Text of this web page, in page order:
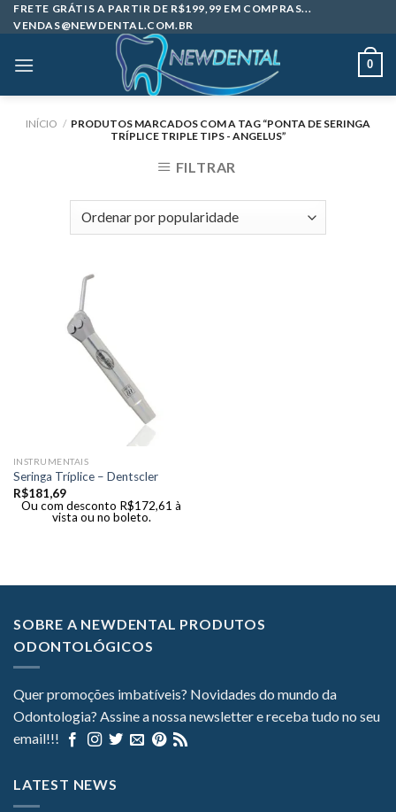
Skip
to
FRETE GRÁTIS A PARTIR DE R$199,99 EM COMPRAS...
VENDAS@NEWDENTAL.COM.BR
0
INÍCIO / PRODUTOS MARCADOS COM A TAG “PONTA DE SERINGA
TRÍPLICE TRIPLE TIPS - ANGELUS”
FILTRAR
INSTRUMENTAIS
Seringa Tríplice – Dentscler
R$181,69
Ou com desconto R$172,61 à
vista ou no boleto.
SOBRE A NEWDENTAL PRODUTOS
ODONTOLÓGICOS
Quer promoções imbatíveis? Novidades do mundo da
Odontologia? Assine a nossa newsletter e receba tudo no seu
email!!!
LATEST NEWS